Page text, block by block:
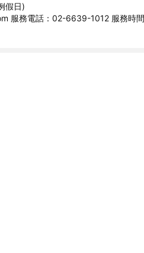
假日)
服務電話：02-6639-1012 服務時